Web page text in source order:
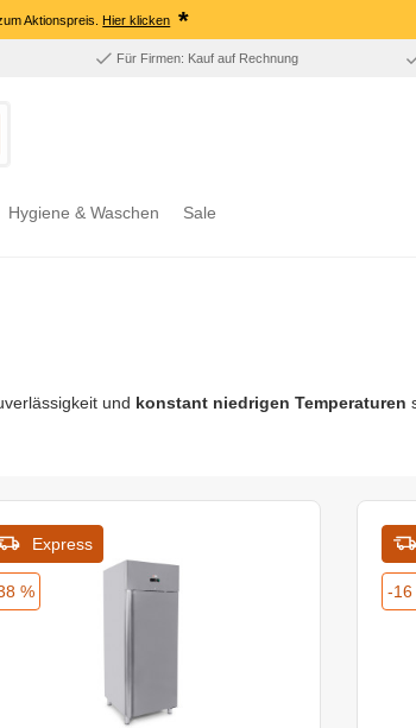
Aktionspreis.Hier klicken *
Für Firmen: Kauf auf Rechnung
Hygiene & Waschen Sale
und konstant niedrigen Temperaturen
%
Express
-16